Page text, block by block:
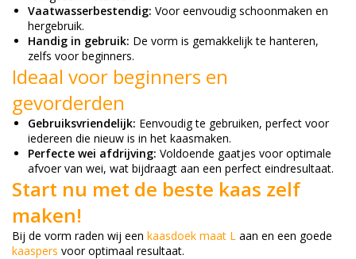
Vaatwasserbestendig: Voor eenvoudig schoonmaken en
hergebruik.
Handig in gebruik: De vorm is gemakkelijk te hanteren,
zelfs voor beginners.
Ideaal voor beginners en
gevorderden
Gebruiksvriendelijk: Eenvoudig te gebruiken, perfect voor
iedereen die nieuw is in het kaasmaken.
Perfecte wei afdrijving: Voldoende gaatjes voor optimale
afvoer van wei, wat bijdraagt aan een perfect eindresultaat.
Start nu met de beste kaas zelf
maken!
Bij de vorm raden wij een kaasdoek maat L aan en een goede
kaaspers voor optimaal resultaat.